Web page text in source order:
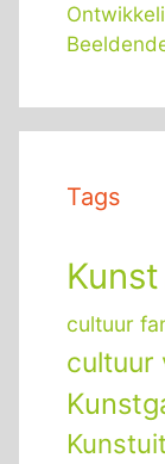
Tags
Kunst
cultuur
cultuur